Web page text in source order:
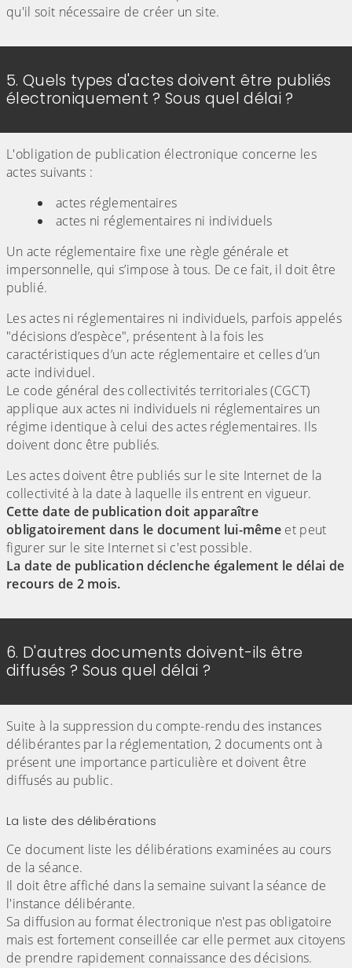
qu'il soit nécessaire de créer un site.
5. Quels types d'actes doivent être publiés
électroniquement ? Sous quel délai ?
L'obligation de publication électronique concerne les
actes suivants :
actes réglementaires
actes ni réglementaires ni individuels
Un acte réglementaire fixe une règle générale et
impersonnelle, qui s’impose à tous. De ce fait, il doit être
publié.
Les actes ni réglementaires ni individuels, parfois appelés
"décisions d’espèce", présentent à la fois les
caractéristiques d’un acte réglementaire et celles d’un
acte individuel.
Le code général des collectivités territoriales (CGCT)
applique aux actes ni individuels ni réglementaires un
régime identique à celui des actes réglementaires. Ils
doivent donc être publiés.
Les actes doivent être publiés sur le site Internet de la
collectivité à la date à laquelle ils entrent en vigueur.
Cette date de publication doit apparaître
obligatoirement dans le document lui-même et peut
figurer sur le site Internet si c'est possible.
La date de publication déclenche également le délai de
recours de 2 mois.
6. D'autres documents doivent-ils être
diffusés ? Sous quel délai ?
Suite à la suppression du compte-rendu des instances
délibérantes par la réglementation, 2 documents ont à
présent une importance particulière et doivent être
diffusés au public.
La liste des délibérations
Ce document liste les délibérations examinées au cours
de la séance.
Il doit être affiché dans la semaine suivant la séance de
l'instance délibérante.
Sa diffusion au format électronique n'est pas obligatoire
mais est fortement conseillée car elle permet aux citoyens
de prendre rapidement connaissance des décisions.